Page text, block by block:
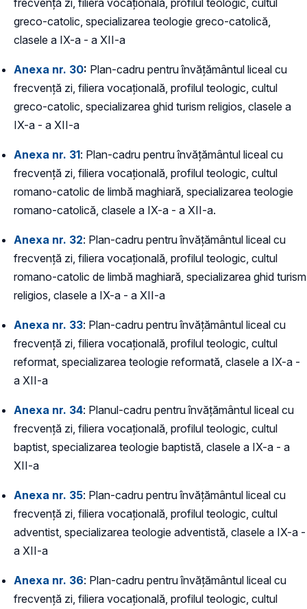
greco-catolic, specializarea teologie greco-catolică,
clasele a IX-a - a XII-a
Anexa nr. 30: Plan-cadru pentru învățământul liceal cu
frecvență zi, filiera vocațională, profilul teologic, cultul
greco-catolic, specializarea ghid turism religios, clasele a
IX-a - a XII-a
Anexa nr. 31: Plan-cadru pentru învățământul liceal cu
frecvență zi, filiera vocațională, profilul teologic, cultul
romano-catolic de limbă maghiară, specializarea teologie
romano-catolică, clasele a IX-a - a XII-a.
Anexa nr. 32: Plan-cadru pentru învățământul liceal cu
frecvență zi, filiera vocațională, profilul teologic, cultul
romano-catolic de limbă maghiară, specializarea ghid turism
religios, clasele a IX-a - a XII-a
Anexa nr. 33: Plan-cadru pentru învățământul liceal cu
frecvență zi, filiera vocațională, profilul teologic, cultul
reformat, specializarea teologie reformată, clasele a IX-a -
a XII-a
Anexa nr. 34: Planul-cadru pentru învățământul liceal cu
frecvență zi, filiera vocațională, profilul teologic, cultul
baptist, specializarea teologie baptistă, clasele a IX-a - a
XII-a
Anexa nr. 35: Plan-cadru pentru învățământul liceal cu
frecvență zi, filiera vocațională, profilul teologic, cultul
adventist, specializarea teologie adventistă, clasele a IX-a -
a XII-a
Anexa nr. 36: Plan-cadru pentru învățământul liceal cu
frecvență zi, filiera vocațională, profilul teologic, cultul